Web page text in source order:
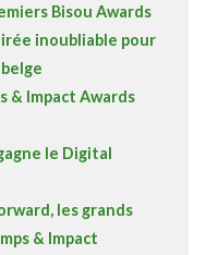
Bisou Awards
inoubliable pour
& Impact Awards
le Digital
les grands
& Impact